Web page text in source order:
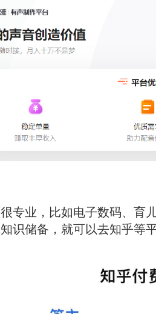
专业，比如电子数码、育
识储备，就可以去知乎等